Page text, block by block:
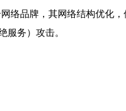
品牌，其网络结构优化，
服务）攻击。